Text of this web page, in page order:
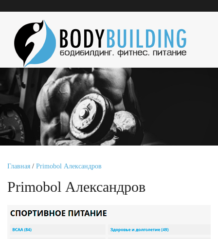
Главная / Primobol Александров
Primobol Александров